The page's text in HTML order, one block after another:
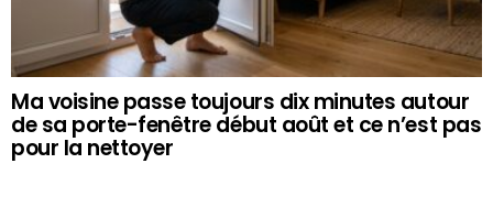
Ma voisine passe toujours dix minutes autour
de sa porte-fenêtre début août et ce n’est pas
pour la nettoyer